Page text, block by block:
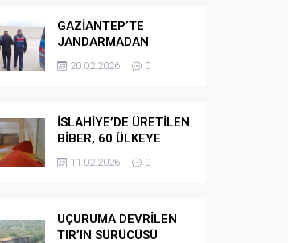
GAZİANTEP’TE
JANDARMADAN
GÖÇMEN
KAÇAKÇILARINA
20.02.2026 0
İSLAHİYE’DE ÜRETİLEN
BİBER, 60 ÜLKEYE
İHRAÇ EDİLİYOR
11.02.2026 0
UÇURUMA DEVRİLEN
TIR’IN SÜRÜCÜSÜ